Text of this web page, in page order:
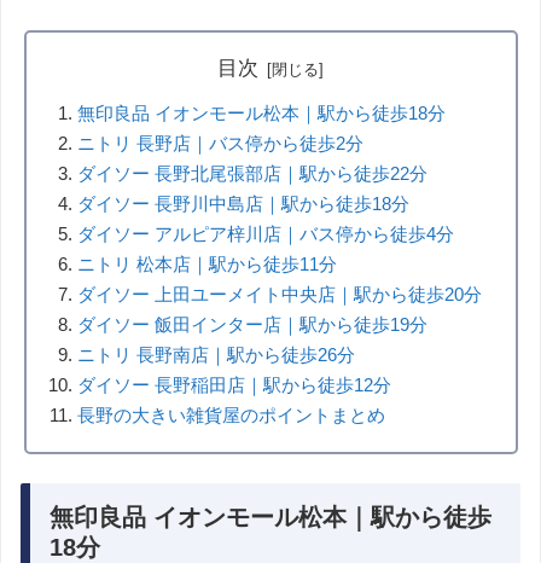
目次
無印良品 イオンモール松本｜駅から徒歩18分
ニトリ 長野店｜バス停から徒歩2分
ダイソー 長野北尾張部店｜駅から徒歩22分
ダイソー 長野川中島店｜駅から徒歩18分
ダイソー アルピア梓川店｜バス停から徒歩4分
ニトリ 松本店｜駅から徒歩11分
ダイソー 上田ユーメイト中央店｜駅から徒歩20分
ダイソー 飯田インター店｜駅から徒歩19分
ニトリ 長野南店｜駅から徒歩26分
ダイソー 長野稲田店｜駅から徒歩12分
長野の大きい雑貨屋のポイントまとめ
無印良品 イオンモール松本｜駅から徒歩
18分